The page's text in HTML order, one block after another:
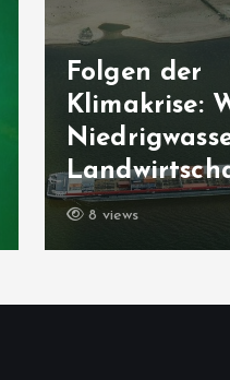
Folgen der
Klimakrise:
8 views